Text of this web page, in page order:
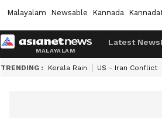
Malayalam Newsable Kannada
Latest News
TRENDING : Kerala Rain US - Iran Conflict